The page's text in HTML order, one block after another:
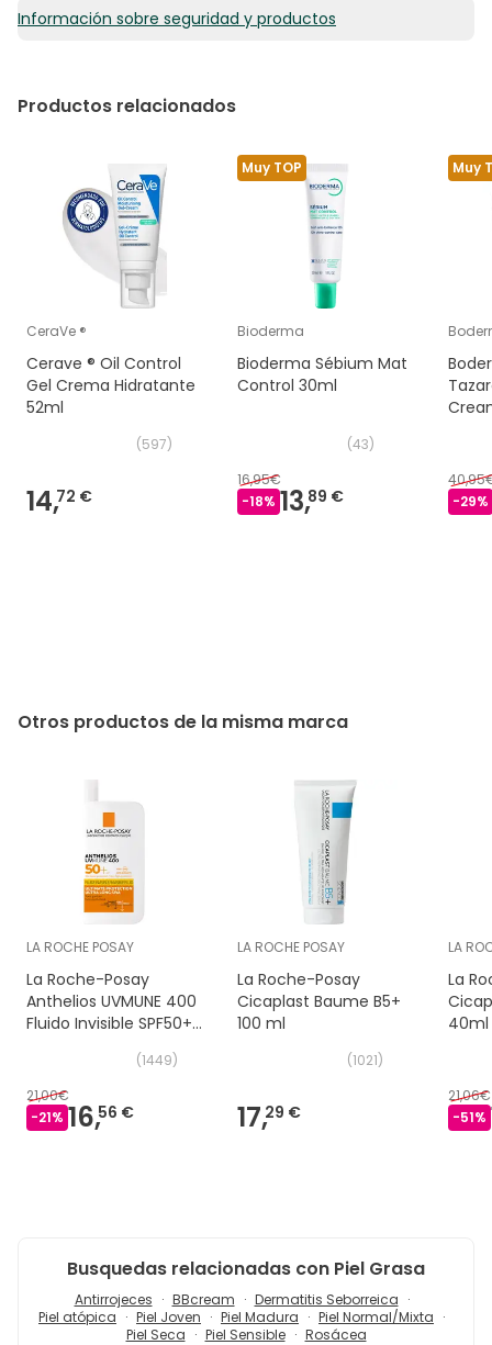
Información sobre seguridad y productos
Productos relacionados
CeraVe ®
Cerave ® Oil Control
Gel Crema Hidratante
52ml
(597)
14,72 €
Muy TOP
Bioderma
Bioderma Sébium Mat
Control 30ml
(43)
16,95€
-18% 13,89 €
Muy
-29%
Otros productos de la misma marca
LA ROCHE POSAY
La Roche-Posay
Anthelios UVMUNE 400
Fluido Invisible SPF50+
(1449)
21,00€
-21% 16,56 €
LA ROCHE POSAY
La Roche-Posay
Cicaplast Baume B5+
100 ml
(1021)
17,29 €
LA
La
40ml
21,06€
-51%
Busquedas relacionadas con Piel Grasa
Antirrojeces BBcream
Dermatitis Seborreica
Piel atópica
Piel Joven Piel Madura
Piel Normal/Mixta
Piel Seca
Piel Sensible Rosácea